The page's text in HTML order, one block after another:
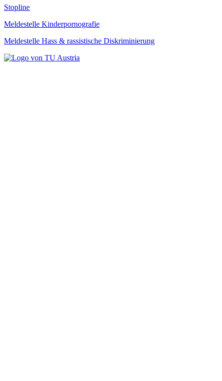
Stopline
Meldestelle Kinderpornografie
Meldestelle Hass & rassistische Diskriminierung